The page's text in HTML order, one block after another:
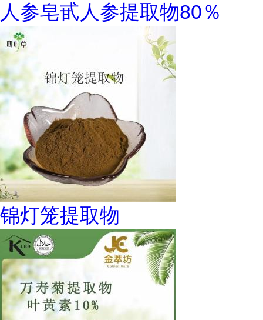
人参皂甙人参提取物80％
锦灯笼提取物